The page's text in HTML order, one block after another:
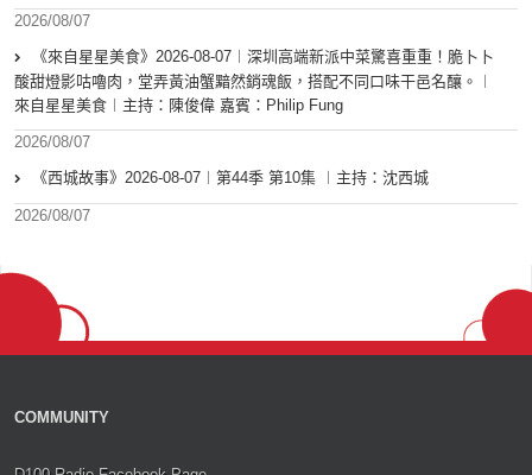
2026/08/07
《來自星星美食》2026-08-07︱深圳高端新派中菜驚喜重重！脆卜卜
酸甜燈影咕嚕肉，堂弄黃油蟹黯然銷魂飯，搭配不同口味干邑名釀。︱
來自星星美食︱主持：陳俊偉 嘉賓：Philip Fung
2026/08/07
《西城故事》2026-08-07︱第44季 第10集 ︱主持：沈西城
2026/08/07
COMMUNITY